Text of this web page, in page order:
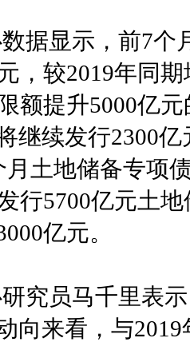
据显示，前7个
，较2019年同
额提升5000亿
继续发行2300
月土地储备专项
行5700亿元土
亿元。
究员马千里表
向来看，与